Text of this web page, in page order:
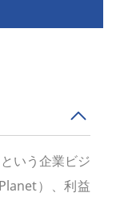
いう企業ビジ
）、利益